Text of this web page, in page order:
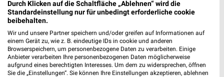
Rossmann Chemnitz
Robert-Siewert-Str. 34
Heute 08:00 - 20:00 Uhr | Geschlossen
194,93 km • Angebote: 2 Prospekte
Durch Klicken auf die Schaltfläche „Ablehnen“ wird die
Standardeinstellung nur für unbedingt erforderliche cookie
beibehalten.
Wir und unsere Partner speichern und/oder greifen auf Informationen auf
einem Gerät zu, wie z. B. eindeutige IDs in cookie und anderen
Browserspeichern, um personenbezogene Daten zu verarbeiten. Einige
Anbieter verarbeiten Ihre personenbezogenen Daten möglicherweise
aufgrund eines berechtigten Interesses. Um dem zu widersprechen, öffnen
Sie die „Einstellungen“. Sie können Ihre Einstellungen akzeptieren, ablehnen